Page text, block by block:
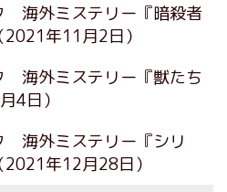
海外ミステリー『暗殺者
2021年11月2日）
海外ミステリー『獣たち
4日）
海外ミステリー『シリ
2021年12月28日）